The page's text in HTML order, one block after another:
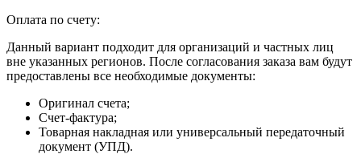
Оплата по счету:
Данный вариант подходит для организаций и частных лиц
вне указанных регионов. После согласования заказа вам будут
предоставлены все необходимые документы:
Оригинал счета;
Счет-фактура;
Товарная накладная или универсальный передаточный
документ (УПД).